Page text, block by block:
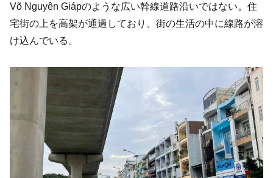
Võ Nguyên Giápのような広い幹線道路沿いではない。住
宅街の上を高架が通過しており、街の生活の中に線路が溶
け込んでいる。